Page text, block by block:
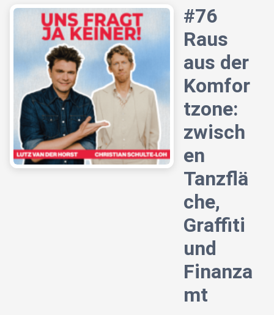
#76
Raus
aus der
Komfor
tzone:
zwisch
en
Tanzflä
che,
Graffiti
und
Finanza
mt